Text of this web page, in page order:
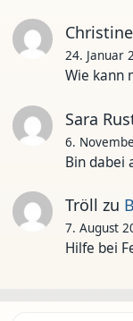
Christine
24. Januar
Wie kann
Sara
6.
Bin dabei
Tröll zu
7. August
Hilfe bei